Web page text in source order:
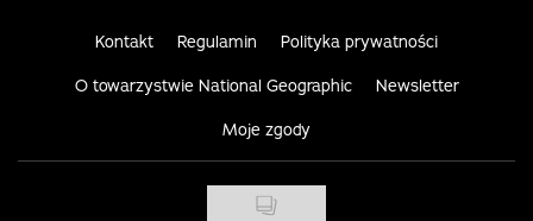
Kontakt Regulamin Polityka prywatności
O towarzystwie National Geographic Newsletter
Moje zgody